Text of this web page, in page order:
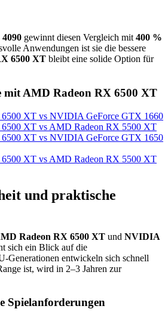
gewinnt diesen Vergleich mit 400 %
Anwendungen ist sie die bessere
6500 XT bleibt eine solide Option für
mit AMD Radeon RX 6500 XT
XT vs NVIDIA GeForce GTX 1660
XT vs AMD Radeon RX 5500 XT
XT vs NVIDIA GeForce GTX 1650
XT vs AMD Radeon RX 5500 XT
und praktische
Radeon RX 6500 XT und NVIDIA
sich ein Blick auf die
Generationen entwickeln sich schnell
ist, wird in 2–3 Jahren zur
Spielanforderungen